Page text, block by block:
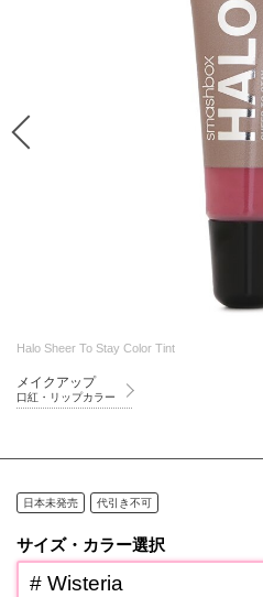
Halo Sheer To Stay Color Tint
メイクアップ
口紅・リップカラー
日本未発売 代引き不可
サイズ・カラー選択
# Wisteria